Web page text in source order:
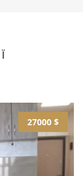
27000 $